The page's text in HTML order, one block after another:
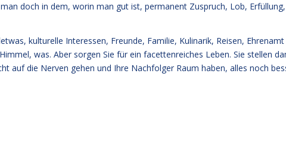
doch in dem, worin man gut ist, permanent Zuspruch, Lob,
kulturelle Interessen, Freunde, Familie, Kulinarik, Reisen,
was. Aber sorgen Sie für ein facettenreiches Leben. Sie stellen
auf die Nerven gehen und Ihre Nachfolger Raum haben, alles noch